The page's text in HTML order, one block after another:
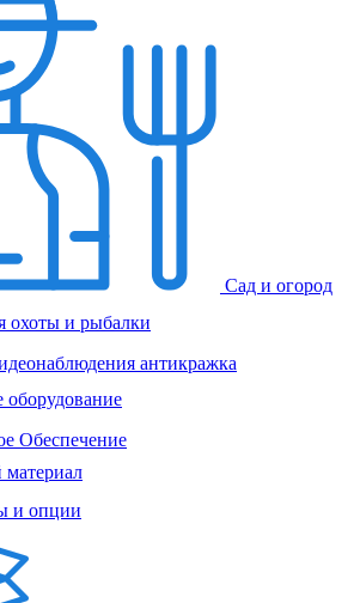
Сад и огород
охоты и рыбалки
антикражка
оборудование
Обеспечение
материал
и опции